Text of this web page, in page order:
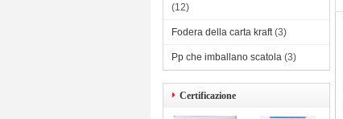
(12)
Fodera della carta kraft (3)
Pp che imballano scatola (3)
Certificazione